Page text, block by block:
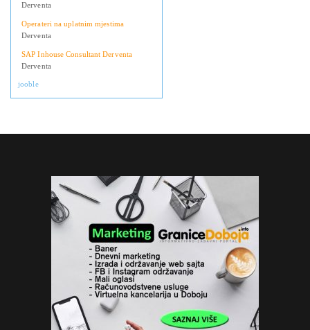
Derventa
Operateri na uplatnim mjestima
Derventa
SAP Inhouse Consultant Derventa
Derventa
jooble